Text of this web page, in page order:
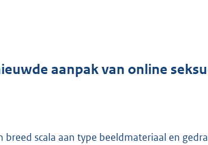
aanpak van online
scala aan type beeldmateriaal en